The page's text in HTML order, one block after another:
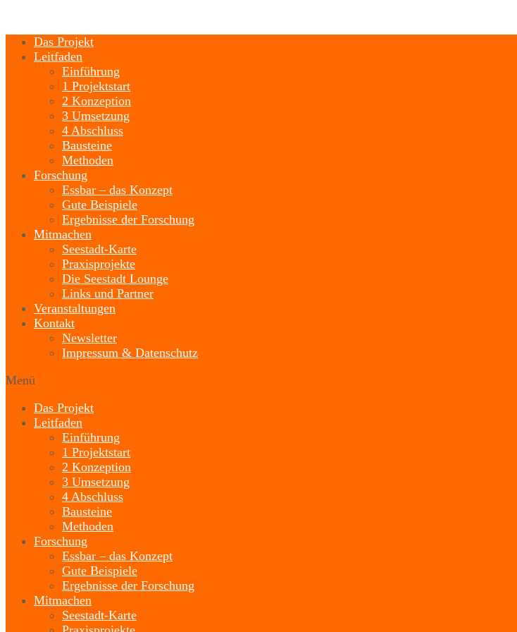
Das Projekt
Leitfaden
Einführung
1 Projektstart
2 Konzeption
3 Umsetzung
4 Abschluss
Bausteine
Methoden
Forschung
Essbar – das Konzept
Gute Beispiele
Ergebnisse der Forschung
Mitmachen
Seestadt-Karte
Praxisprojekte
Die Seestadt Lounge
Links und Partner
Veranstaltungen
Kontakt
Newsletter
Impressum & Datenschutz
Menü
Das Projekt
Leitfaden
Einführung
1 Projektstart
2 Konzeption
3 Umsetzung
4 Abschluss
Bausteine
Methoden
Forschung
Essbar – das Konzept
Gute Beispiele
Ergebnisse der Forschung
Mitmachen
Seestadt-Karte